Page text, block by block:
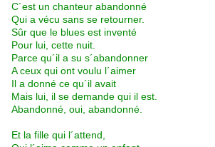
C´est un chanteur abandonné
Qui a vécu sans se retourner.
Sûr que le blues est inventé
Pour lui, cette nuit.
Parce qu´il a su s´abandonner
A ceux qui ont voulu l´aimer
Il a donné ce qu´il avait
Mais lui, il se demande qui il est.
Abandonné, oui, abandonné.
Et la fille qui l´attend,